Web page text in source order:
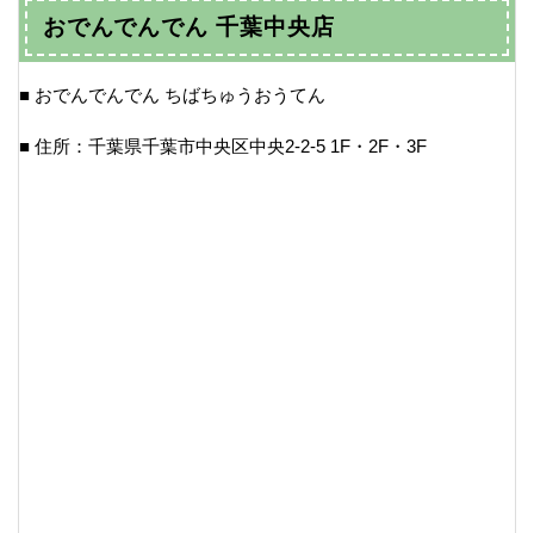
おでんでんでん 千葉中央店
■ おでんでんでん ちばちゅうおうてん
■ 住所：千葉県千葉市中央区中央2-2-5 1F・2F・3F